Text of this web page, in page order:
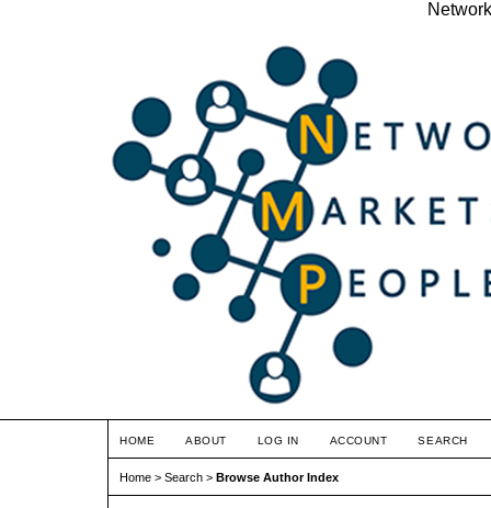
HOME ABOUT LOG IN ACCOUNT SEARCH
Home > Search > Browse Author Index